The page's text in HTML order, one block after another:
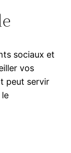
sociaux et
vos
peut servir